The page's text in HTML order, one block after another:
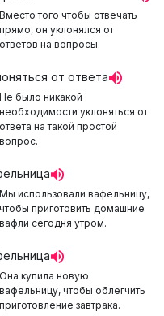
Вместо того чтобы отвечать
прямо, он уклонялся от
ответов на вопросы.
от ответа
Не было никакой
необходимости уклоняться от
ответа на такой простой
вопрос.
Мы использовали вафельницу,
чтобы приготовить домашние
вафли сегодня утром.
Она купила новую
вафельницу, чтобы облегчить
приготовление завтрака.